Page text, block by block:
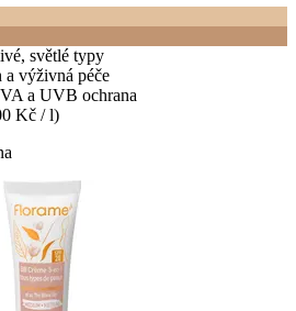
světlé typy
výživná péče
a UVB ochrana
Kč / l)